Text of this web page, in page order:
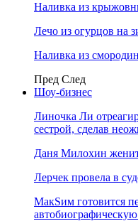
Наливка из
Лечо из огурцов на
Наливка из
Пред След
Шоу-бизнес
Линочка Ли
сестрой, сделав
Даня Милохин
Лерчек провела в
МакSим готовится